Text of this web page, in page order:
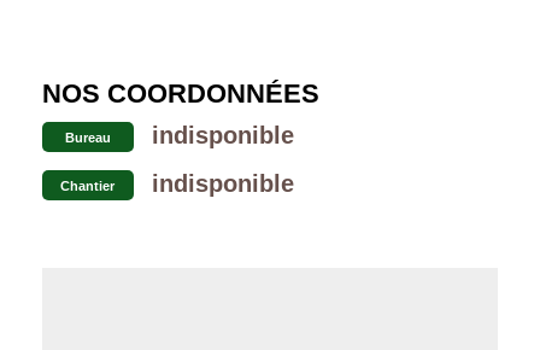
NOS COORDONNÉES
Bureau indisponible
Chantier indisponible